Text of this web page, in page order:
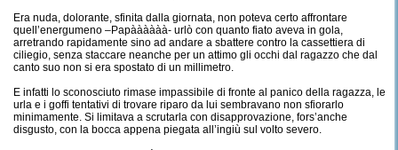
Era nuda, dolorante, sfinita dalla giornata, non poteva certo affrontare
quell’energumeno –Papàààààà- urlò con quanto fiato aveva in gola,
arretrando rapidamente sino ad andare a sbattere contro la cassettiera di
ciliegio, senza staccare neanche per un attimo gli occhi dal ragazzo che dal
canto suo non si era spostato di un millimetro.
E infatti lo sconosciuto rimase impassibile di fronte al panico della ragazza, le
urla e i goffi tentativi di trovare riparo da lui sembravano non sfiorarlo
minimamente. Si limitava a scrutarla con disapprovazione, fors’anche
disgusto, con la bocca appena piegata all’ingiù sul volto severo.